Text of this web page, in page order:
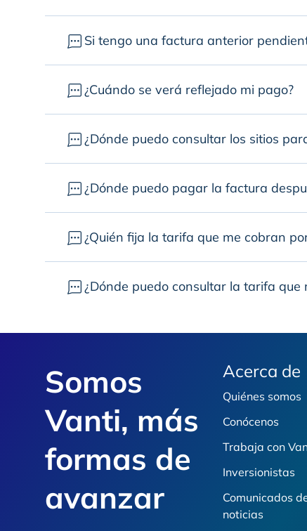
Si tengo una factura anterior
¿Cuándo se verá reflejado mi pago?
¿Dónde puedo consultar los sitios
¿Dónde puedo pagar la factura
¿Quién fija la tarifa que me cobran
¿Dónde puedo consultar la tarifa que
Somos
Vanti, más
formas de
avanzar
Acerca de
Quiénes somos
Conócenos
Trabaja con
Inversionistas
Comunicados
noticias